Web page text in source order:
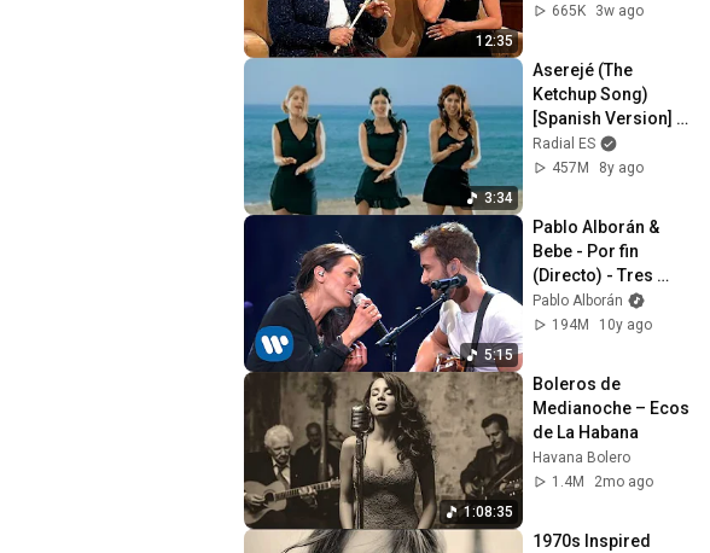
12:35
665K
3w ago
3:34
Aserejé (The
Ketchup Song)
[Spanish Version] -
Las Ketchup
Radial ES
457M
8y ago
5:15
Pablo Alborán &
Bebe - Por fin
(Directo) - Tres
noches en Las
Ventas
Pablo Alborán
194M
10y ago
1:08:35
Boleros de
Medianoche – Ecos
de La Habana
Havana Bolero
1.4M
2mo ago
1970s Inspired